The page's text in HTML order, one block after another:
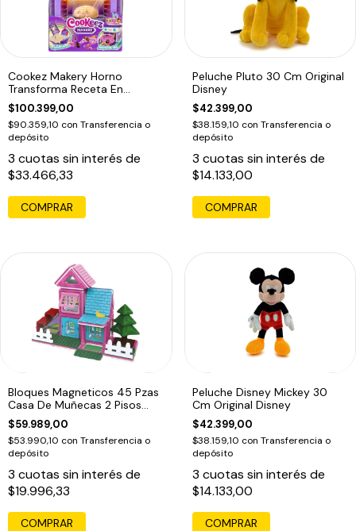
Cookez Makery Horno
Transforma Receta En
Peluche Sorpresa
$100.399,00
$90.359,10 con Transferencia o
depósito
3 cuotas sin interés de
$33.466,33
COMPRAR
Peluche Pluto 30 Cm Original
Disney
$42.399,00
$38.159,10 con Transferencia o
depósito
3 cuotas sin interés de
$14.133,00
Bloques Magneticos 45 Pzas
Casa De Muñecas 2 Pisos
Cabaña
$59.989,00
$53.990,10 con Transferencia o
depósito
3 cuotas sin interés de
$19.996,33
COMPRAR
Peluche Disney Mickey 30
Cm Original Disney
$42.399,00
$38.159,10 con Transferencia o
depósito
3 cuotas sin interés de
$14.133,00